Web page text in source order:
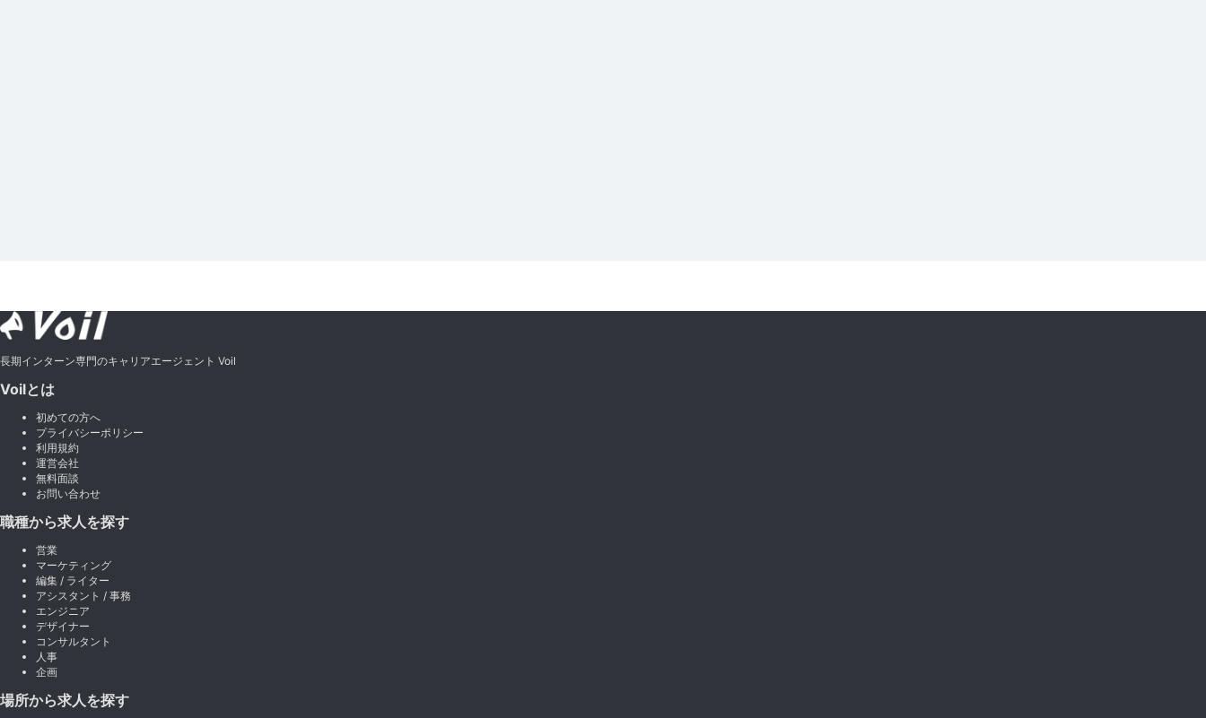
長期インターン専門のキャリアエージェント Voil
Voilとは
初めての方へ
プライバシーポリシー
利用規約
運営会社
無料面談
お問い合わせ
職種から求人を探す
営業
マーケティング
編集 / ライター
アシスタント / 事務
エンジニア
デザイナー
コンサルタント
人事
企画
場所から求人を探す